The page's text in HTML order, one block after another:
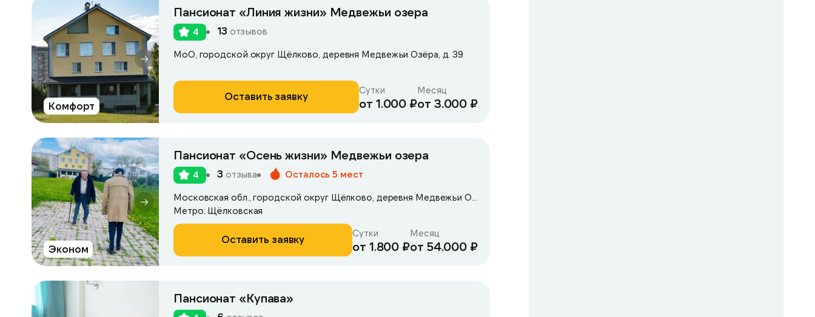
Комфорт
Пансионат «Линия жизни» Медвежьи озера
4 13 отзывов
МоО, городской округ Щёлково, деревня Медвежьи Озёра, д. 39
Оставить заявку Сутки
от 1.000 ₽
Месяц
от 3.000 ₽
Эконом
Пансионат «Осень жизни» Медвежьи озера
4 3 отзыва Осталось 5 мест
Метро: Щёлковская
Оставить заявку Сутки
от 1.800 ₽
Месяц
от 54.000 ₽
Пансионат «Купава»